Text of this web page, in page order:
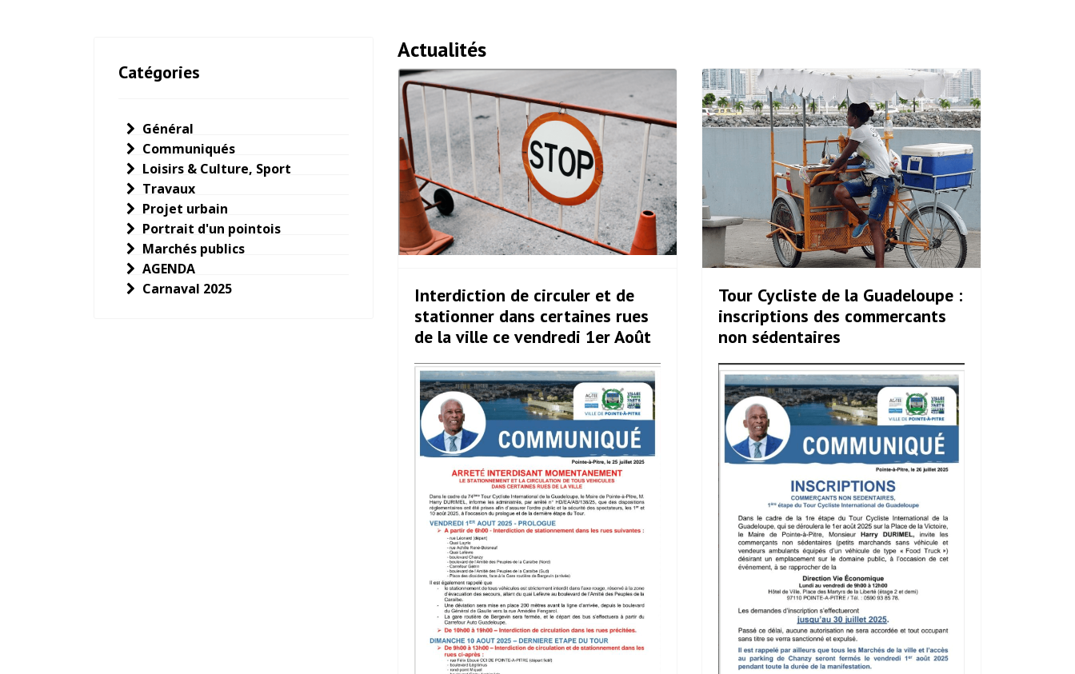
Catégories
Général
Communiqués
Loisirs & Culture, Sport
Travaux
Projet urbain
Portrait d'un pointois
Marchés publics
AGENDA
Carnaval 2025
Actualités
Interdiction de circuler et de
stationner dans certaines rues
de la ville ce vendredi 1er Août
Tour Cycliste de la Guadeloupe :
inscriptions des commercants
non sédentaires